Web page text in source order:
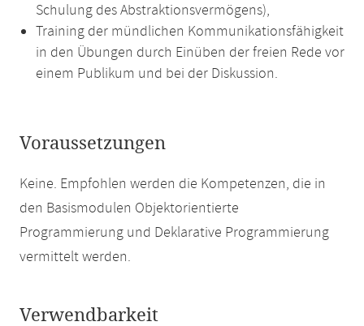
Schulung des Abstraktionsvermögens),
Training der mündlichen Kommunikationsfähigkeit
in den Übungen durch Einüben der freien Rede vor
einem Publikum und bei der Diskussion.
Voraussetzungen
Keine. Empfohlen werden die Kompetenzen, die in
den Basismodulen Objektorientierte
Programmierung und Deklarative Programmierung
vermittelt werden.
Verwendbarkeit